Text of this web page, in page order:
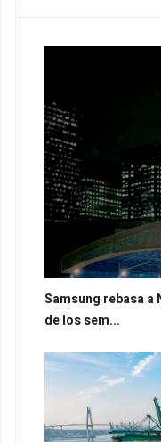
Samsung rebasa a
de los sem...